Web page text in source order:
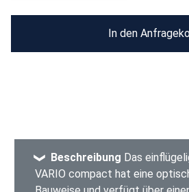
In den
Beschreibung Das
VARIO compact hat eine